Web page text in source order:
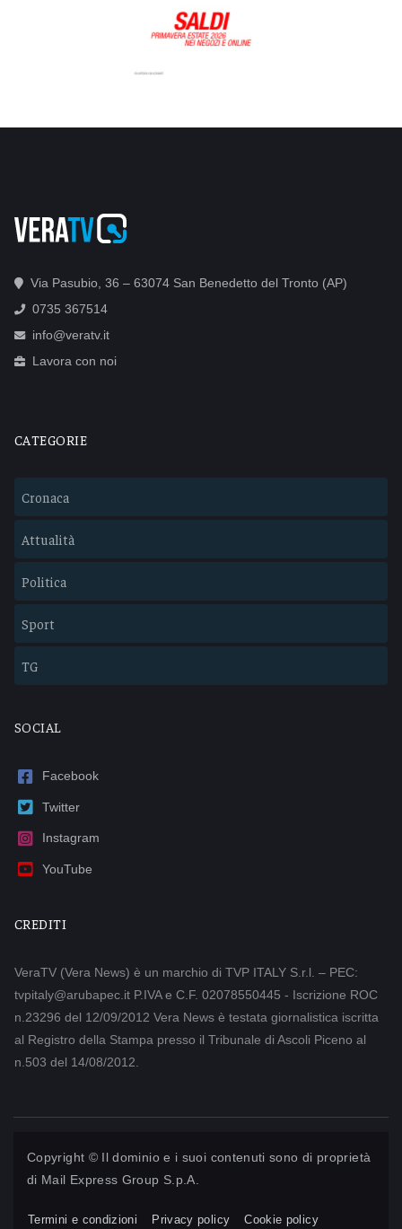
Via Pasubio, 36 – 63074 San Benedetto del Tronto (AP)
0735 367514
info@veratv.it
Lavora con noi
CATEGORIE
Cronaca
Attualità
Politica
Sport
TG
SOCIAL
Facebook
Twitter
Instagram
YouTube
CREDITI
VeraTV (Vera News) è un marchio di TVP ITALY S.r.l. – PEC:
tvpitaly@arubapec.it P.IVA e C.F. 02078550445 - Iscrizione ROC
n.23296 del 12/09/2012 Vera News è testata giornalistica iscritta
al Registro della Stampa presso il Tribunale di Ascoli Piceno al
n.503 del 14/08/2012.
Copyright © Il dominio e i suoi contenuti sono di proprietà
di Mail Express Group S.p.A.
Termini e condizioni Privacy policy Cookie policy